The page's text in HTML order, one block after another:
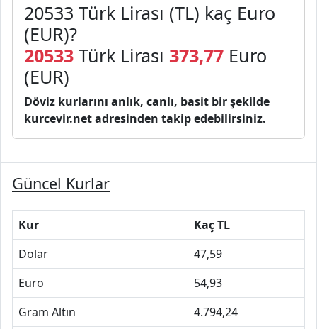
20533 Türk Lirası (TL) kaç Euro
(EUR)?
20533 Türk Lirası 373,77 Euro
(EUR)
Döviz kurlarını anlık, canlı, basit bir şekilde
kurcevir.net adresinden takip edebilirsiniz.
Güncel Kurlar
Kur
Kaç TL
Dolar
47,59
Euro
54,93
Gram Altın
4.794,24